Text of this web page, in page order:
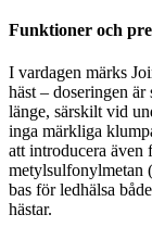
Funktioner och
I vardagen märks
häst – doseringen
länge, särskilt vid
inga märkliga
att introducera
metylsulfonylmetan
bas för ledhälsa
hästar.